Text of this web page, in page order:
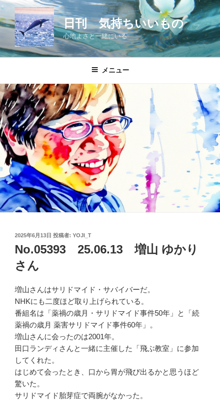
コ
ン
テ
ツ
キ
ッ
プ
日刊 気持ちいいもの
心地よさと一緒にいる
メニュー
投
日:
2025年6月13日 投稿者: YOJI_T
No.05393 25.06.13 増山 ゆかり
さん
増山さんはサリドマイド・サバイバーだ。
NHKにも二度ほど取り上げられている。
番組名は「薬禍の歳月・サリドマイド事件50年」と「続
薬禍の歳月 薬害サリドマイド事件60年」。
増山さんに会ったのは2001年。
田口ランディさんと一緒に主催した「飛ぶ教室」に参加
してくれた。
はじめて会ったとき、口から胃が飛び出るかと思うほど
驚いた。
サリドマイド胎芽症で両腕がなかった。